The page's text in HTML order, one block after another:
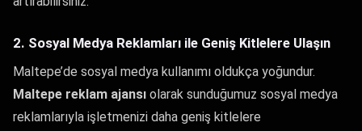
2. Sosyal Medya Reklamları ile Geniş Kitlelere Ulaşın
Maltepe’de sosyal medya kullanımı oldukça yoğundur.
Maltepe reklam ajansı olarak sunduğumuz sosyal medya
reklamlarıyla işletmenizi daha geniş kitlelere